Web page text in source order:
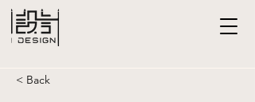
< Back